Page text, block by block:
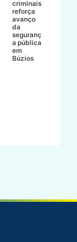
criminais
reforça
avanço
da
seguranç
a pública
em
Búzios